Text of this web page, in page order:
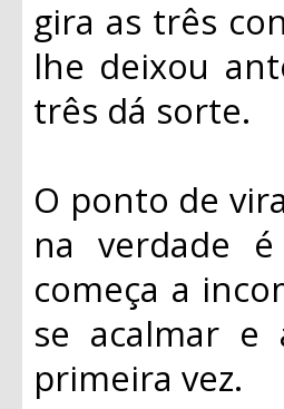
gira as três
lhe deixou
três dá sorte.
O ponto de
na verdade
começa a
se acalmar e
primeira vez.